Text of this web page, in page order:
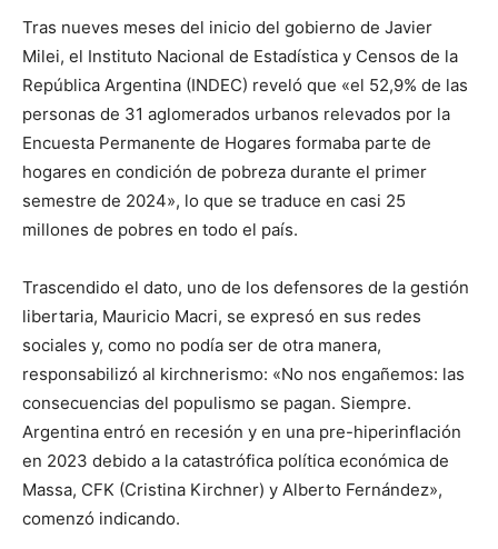
Tras nueves meses del inicio del gobierno de Javier
Milei, el Instituto Nacional de Estadística y Censos de la
República Argentina (INDEC) reveló que «el 52,9% de las
personas de 31 aglomerados urbanos relevados por la
Encuesta Permanente de Hogares formaba parte de
hogares en condición de pobreza durante el primer
semestre de 2024», lo que se traduce en casi 25
millones de pobres en todo el país.
Trascendido el dato, uno de los defensores de la gestión
libertaria, Mauricio Macri, se expresó en sus redes
sociales y, como no podía ser de otra manera,
responsabilizó al kirchnerismo: «No nos engañemos: las
consecuencias del populismo se pagan. Siempre.
Argentina entró en recesión y en una pre-hiperinflación
en 2023 debido a la catastrófica política económica de
Massa, CFK (Cristina Kirchner) y Alberto Fernández»,
comenzó indicando.